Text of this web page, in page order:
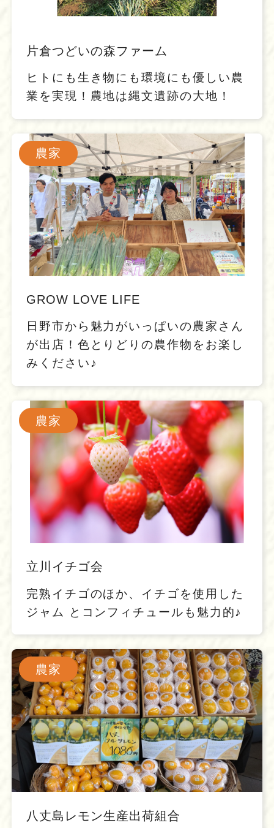
片倉つどいの森ファーム
ヒトにも生き物にも環境にも優しい農
業を実現！農地は縄文遺跡の大地！
農家
GROW LOVE LIFE
日野市から魅力がいっぱいの農家さん
が出店！色とりどりの農作物をお楽し
みください♪
農家
立川イチゴ会
完熟イチゴのほか、イチゴを使用した
ジャム とコンフィチュールも魅力的♪
農家
八丈島レモン生産出荷組合